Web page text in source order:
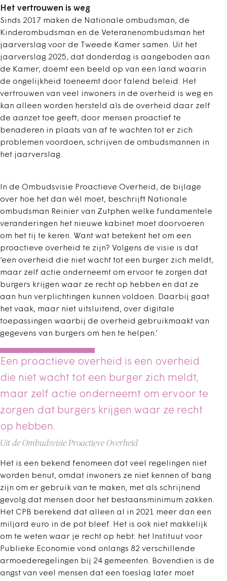
Het vertrouwen is weg
Sinds 2017 maken de Nationale ombudsman, de
Kinderombudsman en de Veteranenombudsman het
jaarverslag voor de Tweede Kamer samen. Uit het
jaarverslag 2025, dat donderdag is aangeboden aan
de Kamer, doemt een beeld op van een land waarin
de ongelijkheid toeneemt door falend beleid. Het
vertrouwen van veel inwoners in de overheid is weg en
kan alleen worden hersteld als de overheid daar zelf
de aanzet toe geeft, door mensen proactief te
benaderen in plaats van af te wachten tot er zich
problemen voordoen, schrijven de ombudsmannen in
het jaarverslag.
In de Ombudsvisie Proactieve Overheid, de bijlage
over hoe het dan wél moet, beschrijft Nationale
ombudsman Reinier van Zutphen welke fundamentele
veranderingen het nieuwe kabinet moet doorvoeren
om het tij te keren. Want wat betekent het om een
proactieve overheid te zijn? Volgens de visie is dat
‘een overheid die niet wacht tot een burger zich meldt,
maar zelf actie onderneemt om ervoor te zorgen dat
burgers krijgen waar ze recht op hebben en dat ze
aan hun verplichtingen kunnen voldoen. Daarbij gaat
het vaak, maar niet uitsluitend, over digitale
toepassingen waarbij de overheid gebruikmaakt van
gegevens van burgers om hen te helpen.’
Een proactieve overheid is een overheid
die niet wacht tot een burger zich meldt,
maar zelf actie onderneemt om ervoor te
zorgen dat burgers krijgen waar ze recht
op hebben.
Uit de Ombudsvisie Proactieve Overheid
Het is een bekend fenomeen dat veel regelingen niet
worden benut, omdat inwoners ze niet kennen of bang
zijn om er gebruik van te maken, met als schrijnend
gevolg dat mensen door het bestaansminimum zakken.
Het CPB berekend dat alleen al in 2021 meer dan een
miljard euro in de pot bleef. Het is ook niet makkelijk
om te weten waar je recht op hebt: het Instituut voor
Publieke Economie vond onlangs 82 verschillende
armoederegelingen bij 24 gemeenten. Bovendien is de
angst van veel mensen dat een toeslag later moet